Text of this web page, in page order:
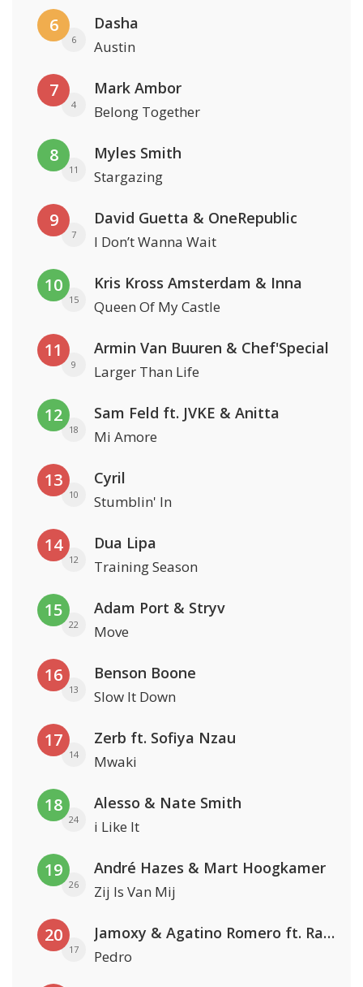
6
6
Dasha
Austin
7
4
Mark Ambor
Belong Together
8
11
Myles Smith
Stargazing
9
7
David Guetta & OneRepublic
I Don’t Wanna Wait
10
15
Kris Kross Amsterdam & Inna
Queen Of My Castle
11
9
Armin Van Buuren & Chef'Special
Larger Than Life
12
18
Sam Feld ft. JVKE & Anitta
Mi Amore
13
10
Cyril
Stumblin' In
14
12
Dua Lipa
Training Season
15
22
Adam Port & Stryv
Move
16
13
Benson Boone
Slow It Down
17
14
Zerb ft. Sofiya Nzau
Mwaki
18
24
Alesso & Nate Smith
i Like It
19
26
André Hazes & Mart Hoogkamer
Zij Is Van Mij
20
17
Jamoxy & Agatino Romero ft. Raffaella Carrà
Pedro